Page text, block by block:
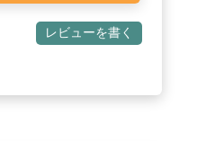
レビューを書く